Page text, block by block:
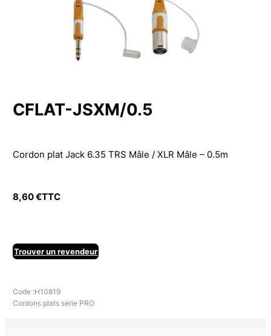
CFLAT-JSXM/0.5
Cordon plat Jack 6.35 TRS Mâle / XLR Mâle – 0.5m
8,60€TTC
Trouver un revendeur
Code :H10819
Cordons plats série PRO